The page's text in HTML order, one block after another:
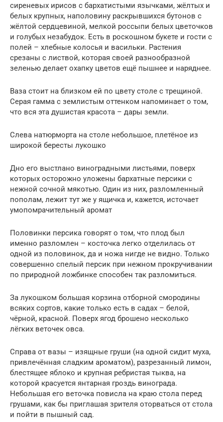
сиреневых ирисов с бархатистыми язычками, жёлтых и
белых крупных, наполовину раскрывшихся бутонов с
жёлтой сердцевиной, мелкой россыпи белых цветочков
и голубых незабудок. Есть в роскошном букете и гости с
полей – хлебные колосья и васильки. Растения
срезаны с листвой, которая своей разнообразной
зеленью делает охапку цветов ещё пышнее и наряднее.
Ваза стоит на близком ей по цвету столе с трещиной.
Серая гамма с землистым оттенком напоминает о том,
что вся эта душистая красота – дары земли.
Слева натюрморта на столе небольшое, плетёное из
широкой бересты лукошко
Дно его выстлано виноградными листьями, поверх
которых осторожно уложены бархатные персики с
нежной сочной мякотью. Один из них, разломленный
пополам, лежит тут же у ящичка и, кажется, источает
умопомрачительный аромат
Половинки персика говорят о том, что плод был
именно разломлен – косточка легко отделилась от
одной из половинок, да и ножа нигде не видно. Только
совершенно спелый персик при нежном прокручивании
по природной ложбинке способен так разломиться.
За лукошком большая корзина отборной смородины
всяких сортов, какие только есть в садах – белой,
чёрной, красной. Поверх ягод брошено несколько
лёгких веточек овса.
Справа от вазы – изящные груши (на одной сидит муха,
привлечённая сладким ароматом), разрезанный лимон,
блестящее яблоко и крупная ребристая тыква, на
которой красуется янтарная гроздь винограда.
Небольшая его веточка повисла на краю стола перед
грушами, как бы приглашая зрителя оторваться от стола
и пойти в пышный сад.